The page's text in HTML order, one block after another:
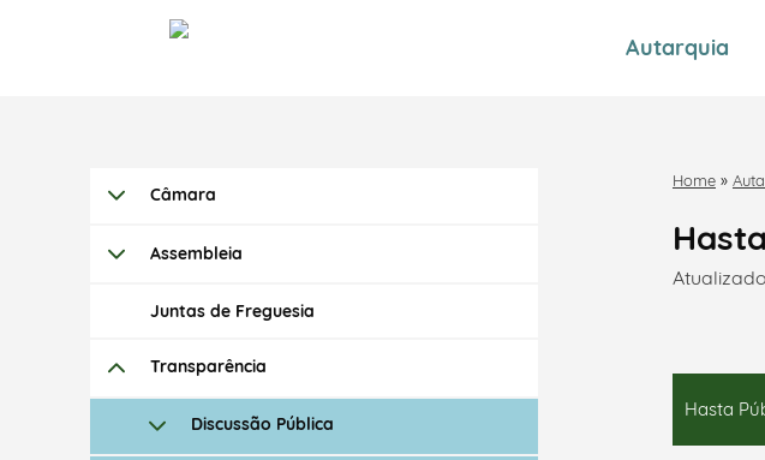
Autarquia
Câmara
Assembleia
Juntas de Freguesia
Transparência
Discussão Pública
Home»
Hasta